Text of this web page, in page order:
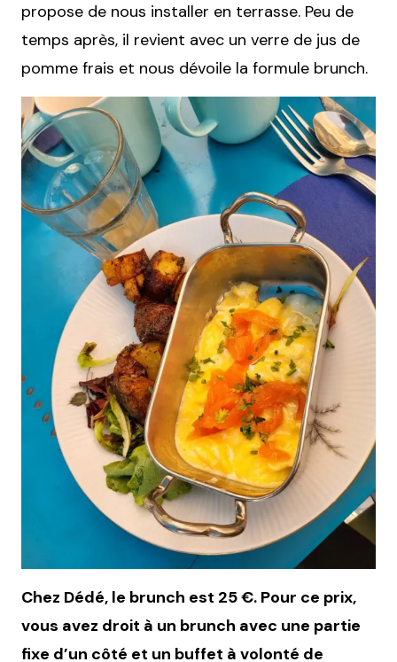
propose de nous installer en terrasse. Peu de
temps après, il revient avec un verre de jus de
pomme frais et nous dévoile la formule brunch.
Chez Dédé, le brunch est 25 €. Pour ce prix,
vous avez droit à un brunch avec une partie
fixe d’un côté et un buffet à volonté de